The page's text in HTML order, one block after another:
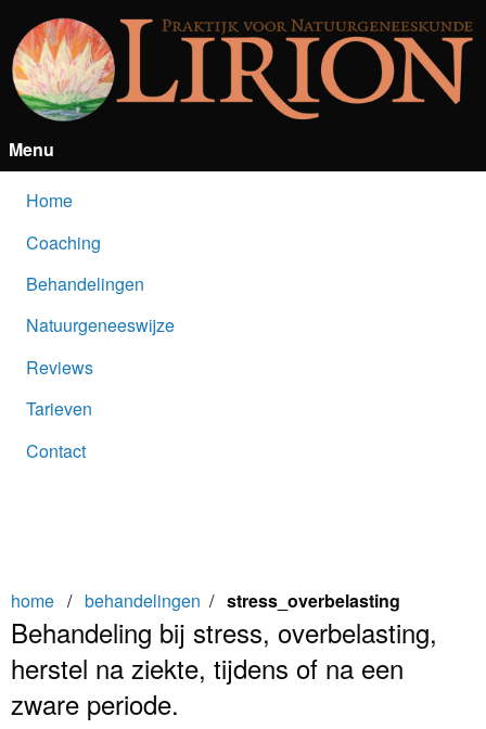
Menu
Home
Coaching
Behandelingen
Natuurgeneeswijze
Reviews
Tarieven
Contact
home / behandelingen / stress_overbelasting
Behandeling bij stress, overbelasting,
herstel na ziekte, tijdens of na een
zware periode.